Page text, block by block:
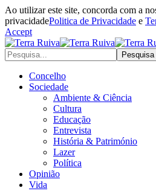
Ao utilizar este site, concorda com a
privacidadePolitica de Privacidade e
Accept
Concelho
Sociedade
Ambiente & Ciência
Cultura
Educação
Entrevista
História & Património
Lazer
Política
Opinião
Vida